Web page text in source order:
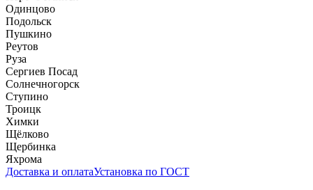
Одинцово
Подольск
Пушкино
Реутов
Руза
Сергиев Посад
Солнечногорск
Ступино
Троицк
Химки
Щёлково
Щербинка
Яхрома
Доставка и оплатаУстановка по ГОСТ